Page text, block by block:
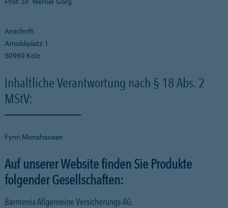
Anschrift:
Arnoldiplatz 1
50969 Köln
Inhaltliche Verantwortung nach § 18 Abs. 2
MStV:
Fynn Monshausen
Auf unserer Website finden Sie Produkte
folgender Gesellschaften:
Barmenia Allgemeine Versicherungs-AG